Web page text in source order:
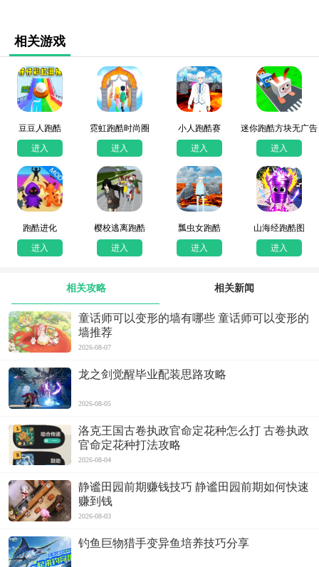
相关游戏
豆豆人跑酷
进入
霓虹跑酷时尚圈
进入
小人跑酷赛
进入
迷你跑酷方块无广告
版
进入
跑酷进化
进入
樱校逃离跑酷
进入
瓢虫女跑酷
进入
山海经跑酷图
进入
相关攻略 相关新闻
童话师可以变形的墙有哪些 童话师可以变形的
墙推荐
2026-08-07
龙之剑觉醒毕业配装思路攻略
2026-08-05
洛克王国古卷执政官命定花种怎么打 古卷执政
官命定花种打法攻略
2026-08-04
静谧田园前期赚钱技巧 静谧田园前期如何快速
赚到钱
2026-08-03
钓鱼巨物猎手变异鱼培养技巧分享